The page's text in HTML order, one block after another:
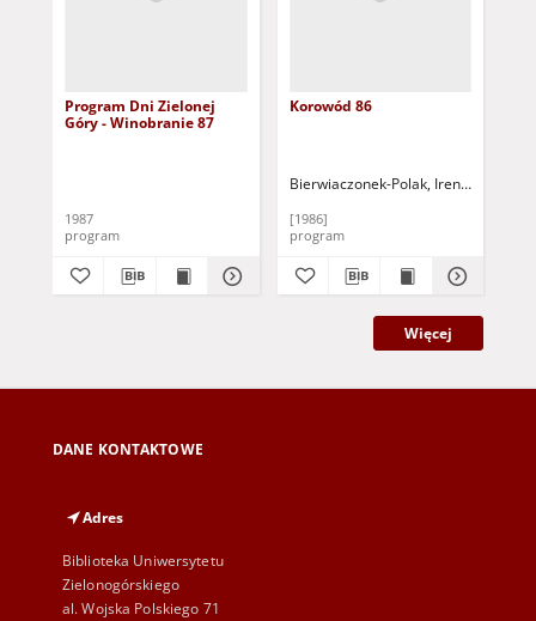
Program Dni Zielonej
Góry - Winobranie 87
1987
program
Korowód 86
Bierwiaczonek-Polak, Irena - il.
[1986]
program
Więcej
DANE KONTAKTOWE
Adres
Biblioteka Uniwersytetu
Zielonogórskiego
al. Wojska Polskiego 71